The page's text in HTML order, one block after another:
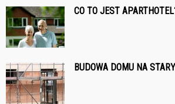
CO TO JEST
BUDOWA DOMU NA